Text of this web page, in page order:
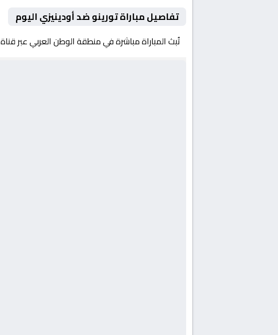
تفاصيل مباراة تورينو ضد أودينيزي اليوم
تُبث المباراة مباشرة في منطقة الوطن العربي عبر